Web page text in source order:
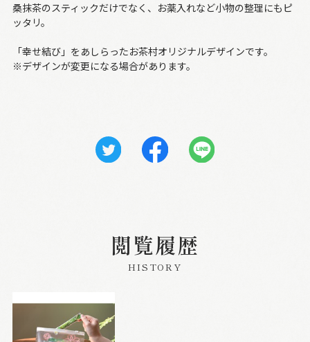
桑抹茶のスティックだけでなく、お薬入れなど小物の整理にもピ
ッタリ。
「幸せ結び」をあしらったお茶村オリジナルデザインです。
※デザインが変更になる場合があります。
閲覧履歴
HISTORY